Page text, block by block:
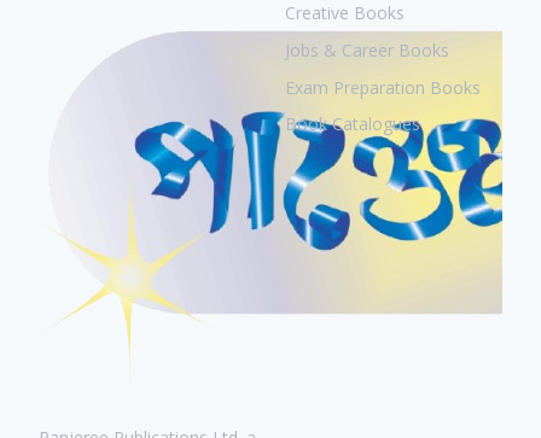
Creative Books
Jobs & Career Books
Exam Preparation Books
Book Catalogues